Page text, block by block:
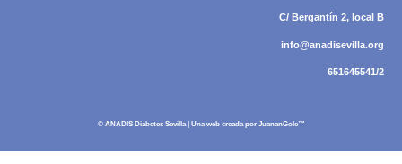
C/ Bergantín 2, local B
info@anadisevilla.org
651645541/2
© ANADIS Diabetes Sevilla | Una web creada por JuananGole™